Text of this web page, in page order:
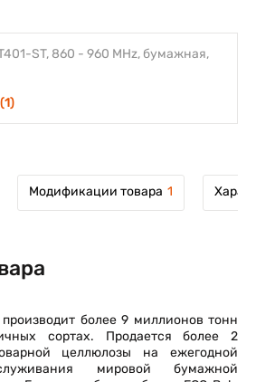
ST, 860 - 960 MHz, бумажная,
Модификации товара 1
более 9 миллионов тонн
сортах. Продается более 2
целлюлозы на ежегодной
мировой бумажной